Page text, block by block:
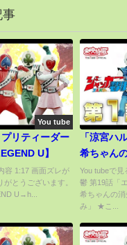
事
You tube
プリティーダー
U】
容 1:17 画面ズレが
とうございます。
U→h...
「涼宮ハ
希ちゃん
ーンの比
You tubeで
鬱 第19話「
希ちゃんの
み」 ★こ...